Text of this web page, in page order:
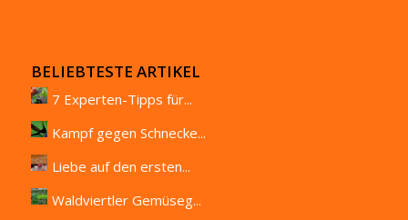
BELIEBTESTE ARTIKEL
7 Experten-Tipps für...
Kampf gegen Schnecke...
Liebe auf den ersten...
Waldviertler Gemüseg...